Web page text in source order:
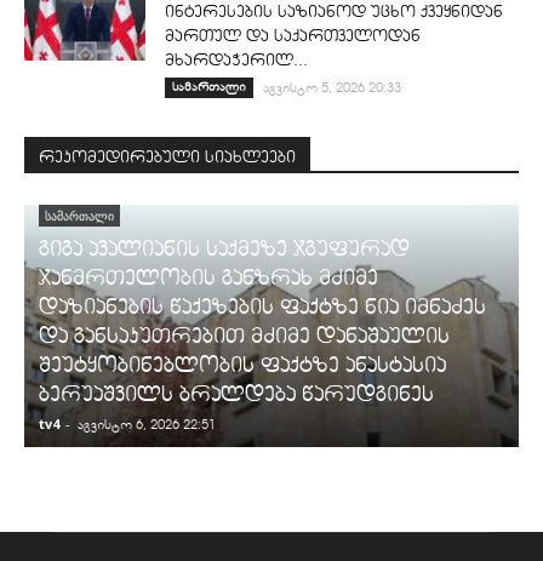
ინტერესების საზიანოდ უცხო ქვეყნიდან
მართულ და საქართველოდან
მხარდაჭერილ...
სამართალი აგვისტო 5, 2026 20:33
რეკომედირებული სიახლეები
ᲡᲐᲛᲐᲠᲗᲐᲚᲘ
გიგა ავალიანის საქმეზე ჯგუფურად
ჯანმრთელობის განზრახ მძიმე
დაზიანების წაქეზების ფაქტზე ნია იმნაძეს
და განსაკუთრებით მძიმე დანაშაულის
შეუტყობინებლობის ფაქტზე ანასტასია
ბერუაშვილს ბრალდება წარუდგინეს
tv4 - აგვისტო 6, 2026 22:51